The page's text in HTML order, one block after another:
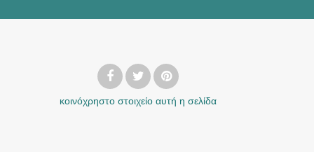
κοινόχρηστο στοιχείο αυτή η σελίδα